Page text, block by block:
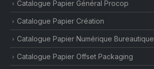
Catalogue Papier Général Procop
Catalogue Papier Création
Catalogue Papier Numérique Bureautique
Catalogue Papier Offset Packaging